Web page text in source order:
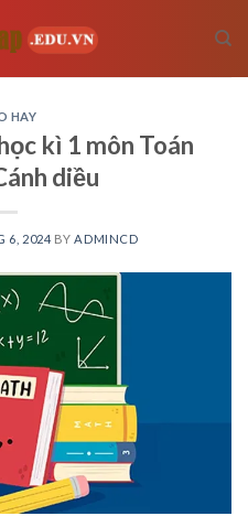
HAY
kì 1 môn Toán
diều
6, 2024 BY ADMINCD